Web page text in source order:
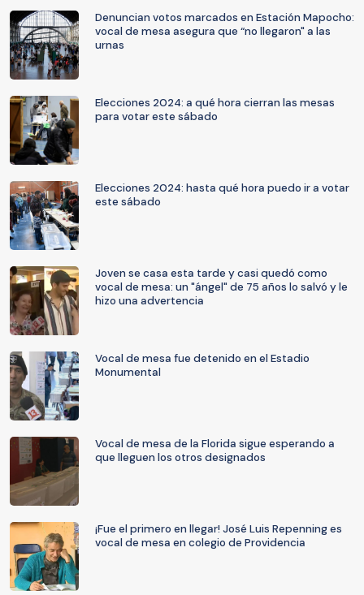
Denuncian votos marcados en Estación Mapocho:
vocal de mesa asegura que “no llegaron" a las
urnas
Elecciones 2024: a qué hora cierran las mesas
para votar este sábado
Elecciones 2024: hasta qué hora puedo ir a votar
este sábado
Joven se casa esta tarde y casi quedó como
vocal de mesa: un "ángel" de 75 años lo salvó y le
hizo una advertencia
Vocal de mesa fue detenido en el Estadio
Monumental
Vocal de mesa de la Florida sigue esperando a
que lleguen los otros designados
¡Fue el primero en llegar! José Luis Repenning es
vocal de mesa en colegio de Providencia